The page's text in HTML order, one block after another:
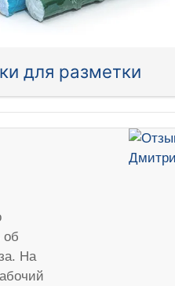
для разметки
об
На